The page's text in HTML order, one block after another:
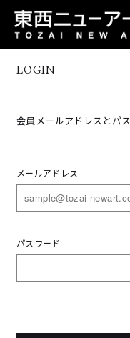
LOGIN
会員メールアドレスとパ
メールアドレス
パスワード